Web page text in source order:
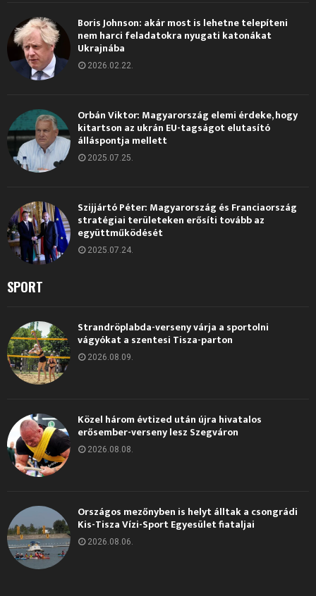
Boris Johnson: akár most is lehetne telepíteni
nem harci feladatokra nyugati katonákat
Ukrajnába
2026.02.22.
Orbán Viktor: Magyarország elemi érdeke, hogy
kitartson az ukrán EU-tagságot elutasító
álláspontja mellett
2025.07.25.
Szijjártó Péter: Magyarország és Franciaország
stratégiai területeken erősíti tovább az
együttműködését
2025.07.24.
SPORT
Strandröplabda-verseny várja a sportolni
vágyókat a szentesi Tisza-parton
2026.08.09.
Közel három évtized után újra hivatalos
erősember-verseny lesz Szegváron
2026.08.08.
Országos mezőnyben is helyt álltak a csongrádi
Kis-Tisza Vízi-Sport Egyesület fiataljai
2026.08.06.